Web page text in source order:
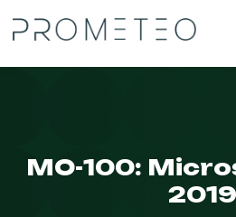
MO-100:
2019